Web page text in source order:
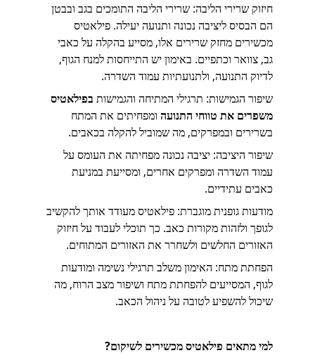
חיזוק שרירי הליבה: שרירי הליבה התומכים בגב ובבטן
הם הבסיס ליציבה נכונה ותנועה יעילה. פילאטיס
מכשירים מחזק שרירים אלו, מסייע בהקלה על כאבי
גב, צוואר וכתפיים. באימון יש התייחסות למנח הגוף,
לדיוק התנועה, ולתנועתיות עמוד השדרה.
שיפור הגמישות: תרגילי המתיחה והגמישות בפילאטיס
משפרים את טווחי התנועה ומפחיתים את המתח
בשרירים ובמפרקים, מה שמוביל להקלה בכאבים.
שיפור היציבה: יציבה נכונה מפחיתה את העומס על
עמוד השדרה ומפרקים אחרים, ומסייעת במניעת
כאבים עתידיים.
מודעות גופנית מוגברת: פילאטיס מעודד אותך להקשיב
לגופך ולזהות מקורות כאב. כך תוכלי לעבוד על חיזוק
האזורים החלשים ולשחרר את האזורים המתוחים.
הפחתת מתח: האימון משלב תרגילי נשימה ומודעות
לגוף, המסייעים להפחתת מתח ושיפור מצב הרוח, מה
שיכול להשפיע לטובה על ניהול הכאב.
למי מתאים פילאטיס מכשירים לשיקום?